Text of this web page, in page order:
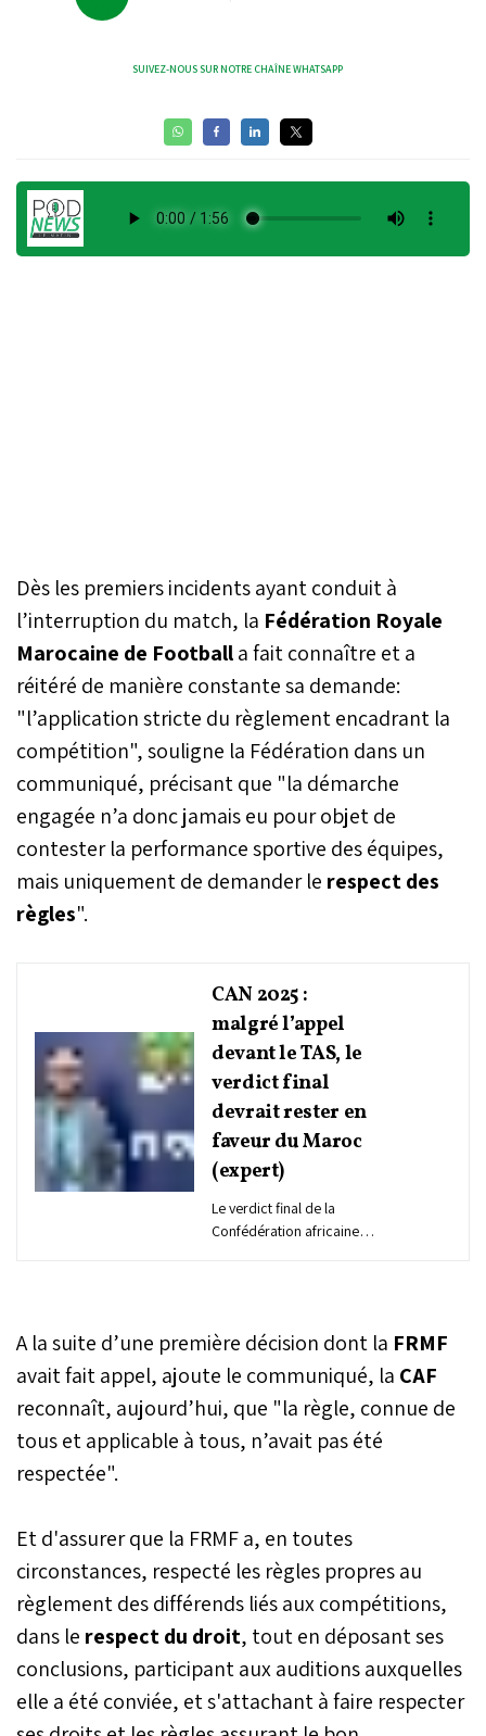
SUIVEZ-NOUS SUR NOTRE CHAÎNE WHATSAPP
Dès les premiers incidents ayant conduit à
l’interruption du match, la Fédération Royale
Marocaine de Footballa fait connaître et a
réitéré de manière constante sa demande:
"l’application stricte du règlement encadrant la
compétition", souligne la Fédération dans un
communiqué, précisant que "la démarche
engagée n’a donc jamais eu pour objet de
contester la performance sportive des équipes,
mais uniquement de demander le respect des
règles".
CAN 2025 :
malgré l’appel
devant le TAS, le
verdict final
devrait rester en
faveur du Maroc
(expert)
Le verdict final de la
Confédération africaine
consacré le Maroc
comme champion
comprendre la logique
derrière cette décision,
«Le Matin» a interrogé
auprès de la Fédération
égyptienne de football et
instructeur CAF.
A la suite d’une première décision dont la FRMF
avait fait appel, ajoute le communiqué, la CAF
reconnaît, aujourd’hui, que "la règle, connue de
tous et applicable à tous, n’avait pas été
respectée".
Et d'assurer que la FRMF a, en toutes
circonstances, respecté les règles propres au
règlement des différends liés aux compétitions,
dans le respect du droit, tout en déposant ses
conclusions, participant aux auditions auxquelles
elle a été conviée, et s'attachant à faire respecter